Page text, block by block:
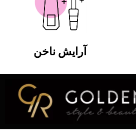
آرایش ناخن